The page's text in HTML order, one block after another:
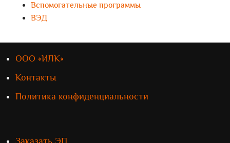
Вспомогательные программы
ВЭД
ООО «ИЛК»
Контакты
Политика конфиденциальности
Заказать ЭП